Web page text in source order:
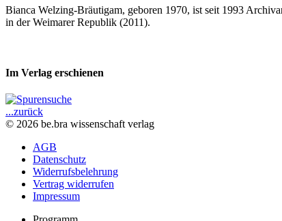
Bianca Welzing-Bräutigam, geboren 1970, ist seit 1993
in der Weimarer Republik (2011).
Im Verlag erschienen
...zurück
© 2026 be.bra wissenschaft verlag
AGB
Datenschutz
Widerrufsbelehrung
Vertrag widerrufen
Impressum